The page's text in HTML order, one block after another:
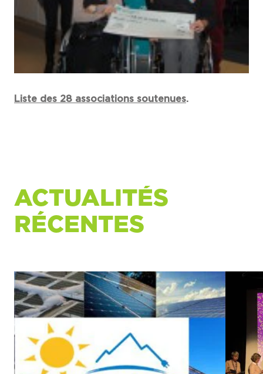
Liste des 28 associations soutenues.
ACTUALITÉS
RÉCENTES